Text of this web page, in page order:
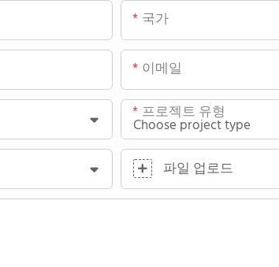
국가
이메일
프로젝트 유형
파일 업로드